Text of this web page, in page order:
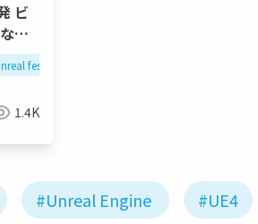
チ
fest
1.4K
#Unreal Engine #UE4